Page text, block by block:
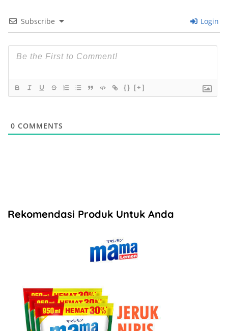
Subscribe Login
{} [+]
0 COMMENTS
Rekomendasi Produk Untuk Anda